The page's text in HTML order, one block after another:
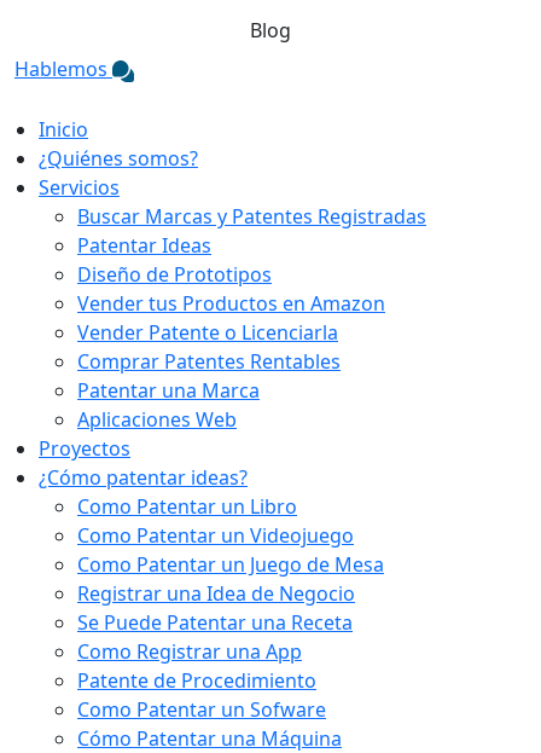
Blog
Hablemos
Inicio
¿Quiénes somos?
Servicios
Buscar Marcas y Patentes Registradas
Patentar Ideas
Diseño de Prototipos
Vender tus Productos en Amazon
Vender Patente o Licenciarla
Comprar Patentes Rentables
Patentar una Marca
Aplicaciones Web
Proyectos
¿Cómo patentar ideas?
Como Patentar un Libro
Como Patentar un Videojuego
Como Patentar un Juego de Mesa
Registrar una Idea de Negocio
Se Puede Patentar una Receta
Como Registrar una App
Patente de Procedimiento
Como Patentar un Sofware
Cómo Patentar una Máquina